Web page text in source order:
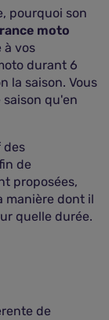
pourquoi son
moto
à vos
durant 6
la saison. Vous
qu'en
des
de
proposées,
manière dont il
quelle durée.
de